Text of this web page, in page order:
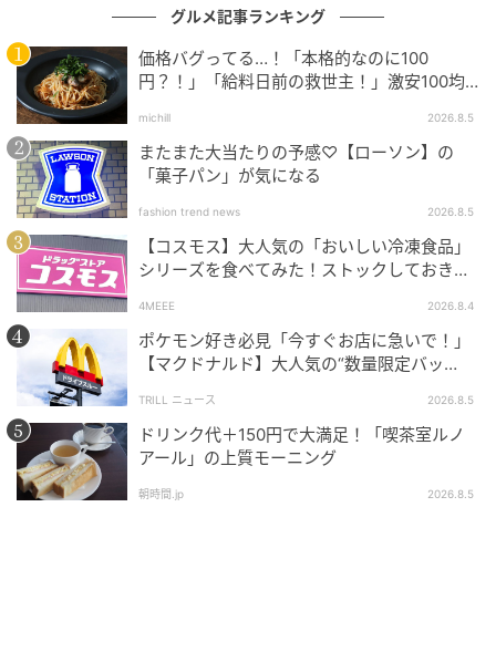
【ダイソー】おすすめお菓子②合食 いかの姿
あげ 築地銀だこソース風味
グルメ記事ランキング
価格バグってる…！「本格的なのに100
円？！」「給料日前の救世主！」激安100均
michill 2026.8.5
またまた大当たりの予感♡【ローソン】の
「菓子パン」が気になる
fashion trend news 2026.8.5
【コスモス】大人気の「おいしい冷凍食品」
シリーズを食べてみた！ストックしておきた
4MEEE 2026.8.4
ポケモン好き必見「今すぐお店に急いで！」
【マクドナルド】大人気の“数量限定バッ
も…！？
TRILL ニュース 2026.8.5
ドリンク代＋150円で大満足！「喫茶室ルノ
アール」の上質モーニング
朝時間.jp 2026.8.5